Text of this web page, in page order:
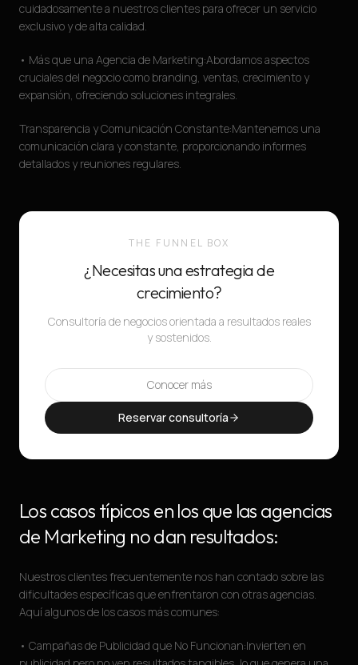
cuidadosamente a nuestros clientes para ofrecer un servicio
exclusivo y de alta calidad.
• Más que una Agencia de Marketing:Abordamos aspectos
cruciales del negocio como branding, ventas, crecimiento y
expansión, ofreciendo soluciones integrales.
Transparencia y Comunicación Constante:Mantenemos una
comunicación clara y constante, proporcionando informes
detallados y reuniones regulares.
THE FUNNEL BOX
¿Necesitas una estrategia de
crecimiento?
Consultoría de negocios orientada a resultados reales
y sostenidos.
Conocer más
Reservar consultoría
Los casos típicos en los que las agencias
de Marketing no dan resultados:
Nuestros clientes frecuentemente nos han contado sobre las
dificultades específicas que enfrentaron con otras agencias.
Aquí algunos de los casos más comunes:
• Campañas de Publicidad que No Funcionan:Invierten en